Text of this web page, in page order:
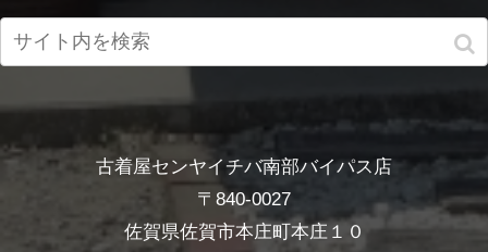
古着屋センヤイチバ南部バイパス店
〒840-0027
佐賀県佐賀市本庄町本庄１０